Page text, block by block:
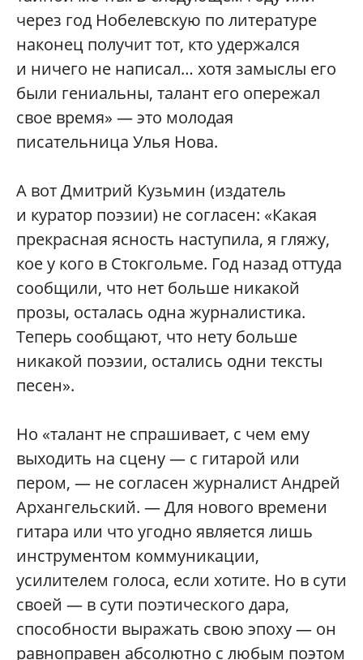
через год Нобелевскую по литературе
наконец получит тот, кто удержался
и ничего не написал… хотя замыслы его
были гениальны, талант его опережал
свое время» — это молодая
писательница Улья Нова.
А вот Дмитрий Кузьмин (издатель
и куратор поэзии) не согласен: «Какая
прекрасная ясность наступила, я гляжу,
кое у кого в Стокгольме. Год назад оттуда
сообщили, что нет больше никакой
прозы, осталась одна журналистика.
Теперь сообщают, что нету больше
никакой поэзии, остались одни тексты
песен».
Но «талант не спрашивает, с чем ему
выходить на сцену — с гитарой или
пером, — не согласен журналист Андрей
Архангельский. — Для нового времени
гитара или что угодно является лишь
инструментом коммуникации,
усилителем голоса, если хотите. Но в сути
своей — в сути поэтического дара,
способности выражать свою эпоху — он
равноправен абсолютно с любым поэтом